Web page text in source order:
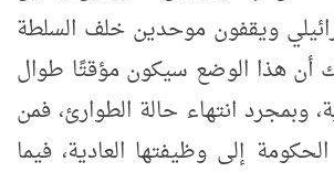
ويقفون موحدين خلف السلطة
أن هذا الوضع سيكون مؤقتًا طوال
وبمجرد انتهاء حالة الطوارئ، فمن
إلى وظيفتها العادية، فيما